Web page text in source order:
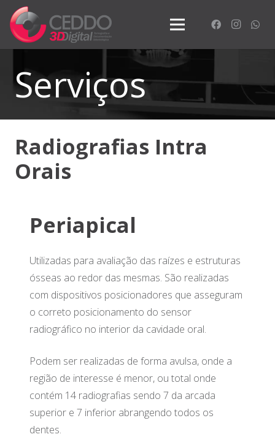
Serviços
Radiografias Intra
Orais
Periapical
Utilizadas para avaliação das raízes e estruturas
ósseas ao redor das mesmas. São realizadas
com dispositivos posicionadores que asseguram
o correto posicionamento do sensor
radiográfico no interior da cavidade oral.
Podem ser realizadas de forma avulsa, onde a
região de interesse é menor, ou total onde
contém 14 radiografias sendo 7 da arcada
superior e 7 inferior abrangendo todos os
dentes.